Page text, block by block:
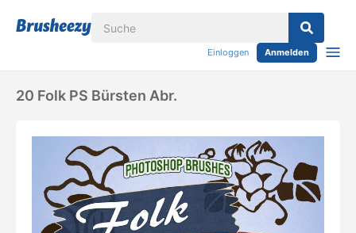
Einloggen Anmelden
20 Folk PS Bürsten Abr.